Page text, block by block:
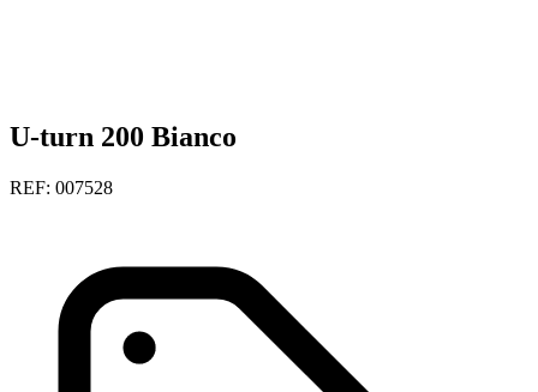
U-turn 200 Bianco
REF: 007528